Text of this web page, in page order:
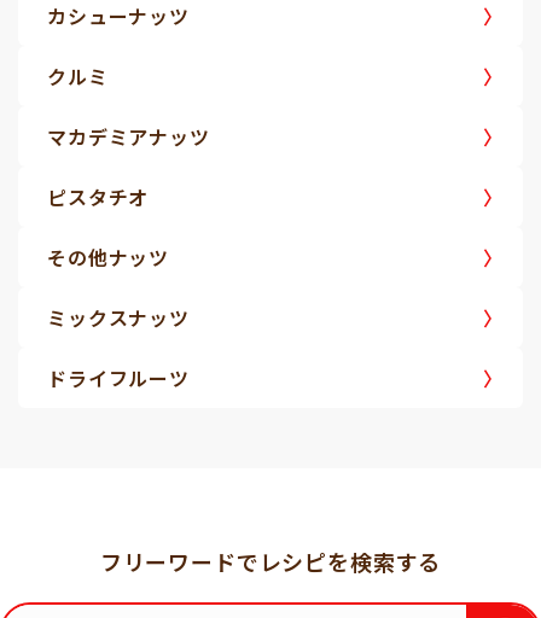
カシューナッツ
クルミ
マカデミアナッツ
ピスタチオ
その他ナッツ
ミックスナッツ
ドライフルーツ
フリーワードでレシピを検索する